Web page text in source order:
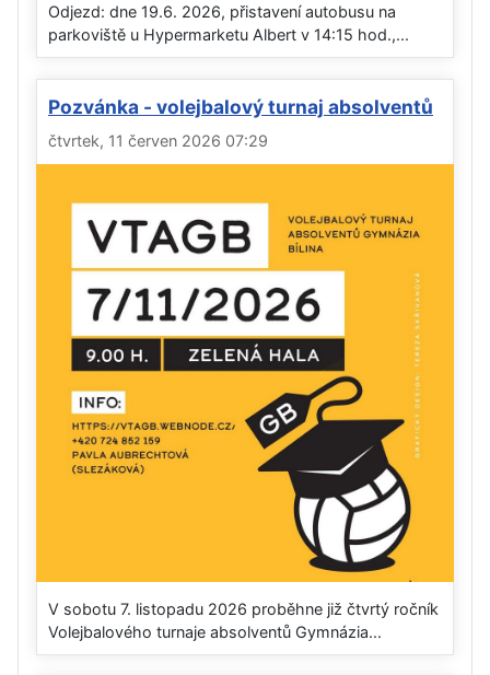
Odjezd: dne 19.6. 2026, přistavení autobusu na
parkoviště u Hypermarketu Albert v 14:15 hod.,...
Pozvánka - volejbalový turnaj absolventů
čtvrtek, 11 červen 2026 07:29
V sobotu 7. listopadu 2026 proběhne již čtvrtý ročník
Volejbalového turnaje absolventů Gymnázia...